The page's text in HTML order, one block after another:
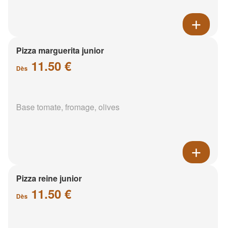
Pizza marguerita junior
Dès 11.50 €
Base tomate, fromage, olives
Pizza reine junior
Dès 11.50 €